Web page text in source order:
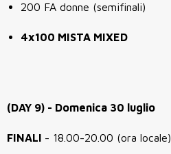
200 FA donne (semifinali)
4x100 MISTA MIXED
(DAY 9) - Domenica 30 luglio
FINALI - 18.00-20.00 (ora locale)